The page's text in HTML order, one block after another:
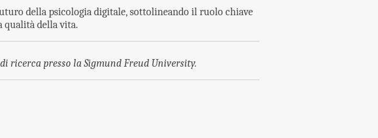
della psicologia digitale, sottolineando il ruolo chiave
qualità della vita.
ricerca presso la Sigmund Freud University.